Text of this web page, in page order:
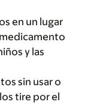
en un lugar
y las
sin usar o
tire por el